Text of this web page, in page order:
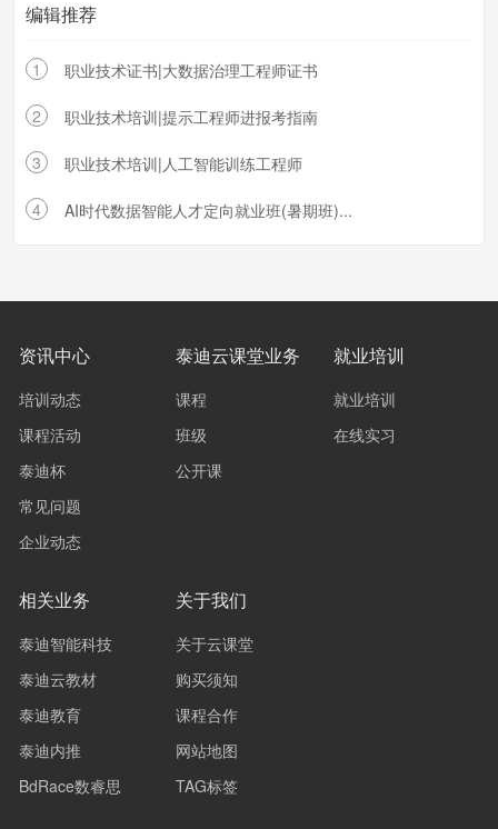
编辑推荐
1 职业技术证书|大数据治理工程师证书
2 职业技术培训|提示工程师进报考指南
3 职业技术培训|人工智能训练工程师
4 AI时代数据智能人才定向就业班(暑期班)...
资讯中心
培训动态
课程活动
泰迪杯
常见问题
企业动态
泰迪云课堂业务
课程
班级
公开课
就业培训
就业培训
在线实习
相关业务
泰迪智能科技
泰迪云教材
泰迪教育
泰迪内推
BdRace数睿思
关于我们
关于云课堂
购买须知
课程合作
网站地图
TAG标签